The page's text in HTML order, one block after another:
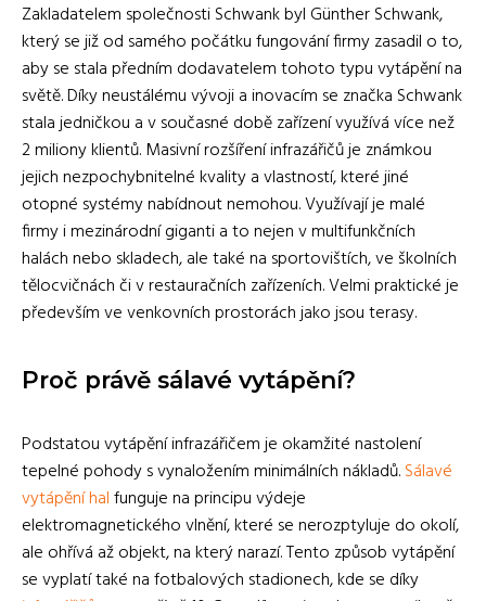
Zakladatelem společnosti Schwank byl Günther Schwank,
který se již od samého počátku fungování firmy zasadil o to,
aby se stala předním dodavatelem tohoto typu vytápění na
světě. Díky neustálému vývoji a inovacím se značka Schwank
stala jedničkou a v současné době zařízení využívá více než
2 miliony klientů. Masivní rozšíření infrazářičů je známkou
jejich nezpochybnitelné kvality a vlastností, které jiné
otopné systémy nabídnout nemohou. Využívají je malé
firmy i mezinárodní giganti a to nejen v multifunkčních
halách nebo skladech, ale také na sportovištích, ve školních
tělocvičnách či v restauračních zařízeních. Velmi praktické je
především ve venkovních prostorách jako jsou terasy.
Proč právě sálavé vytápění?
Podstatou vytápění infrazářičem je okamžité nastolení
tepelné pohody s vynaložením minimálních nákladů.Sálavé
vytápění halfunguje na principu výdeje
elektromagnetického vlnění, které se nerozptyluje do okolí,
ale ohřívá až objekt, na který narazí. Tento způsob vytápění
se vyplatí také na fotbalových stadionech, kde se díky